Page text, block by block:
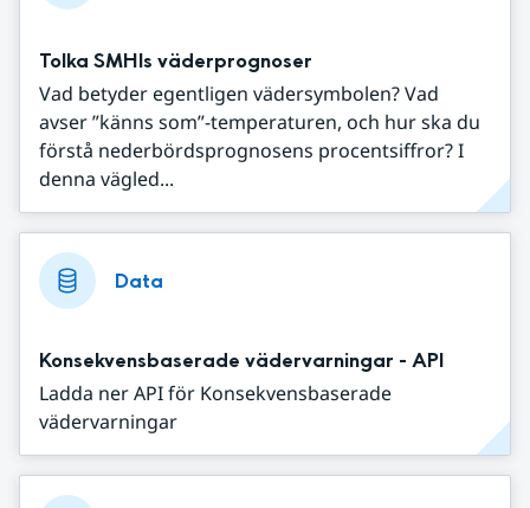
Tolka SMHIs väderprognoser
Vad betyder egentligen vädersymbolen? Vad
avser ”känns som”-temperaturen, och hur ska du
förstå nederbördsprognosens procentsiffror? I
denna vägled...
Data
Konsekvensbaserade vädervarningar - API
Ladda ner API för Konsekvensbaserade
vädervarningar